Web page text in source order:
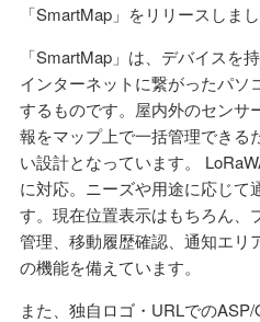
「SmartMap」をリリースしまし
「SmartMap」は、デバイスを
インターネットに繋がったパソ
するものです。屋内外のセンサ
報をマップ上で一括管理できる
い設計となっています。
に対応。ニーズや用途に応じて
す。現在位置表示はもちろん、
管理、移動履歴確認、通知エリ
の機能を備えています。
また、独自ロゴ・URLでの